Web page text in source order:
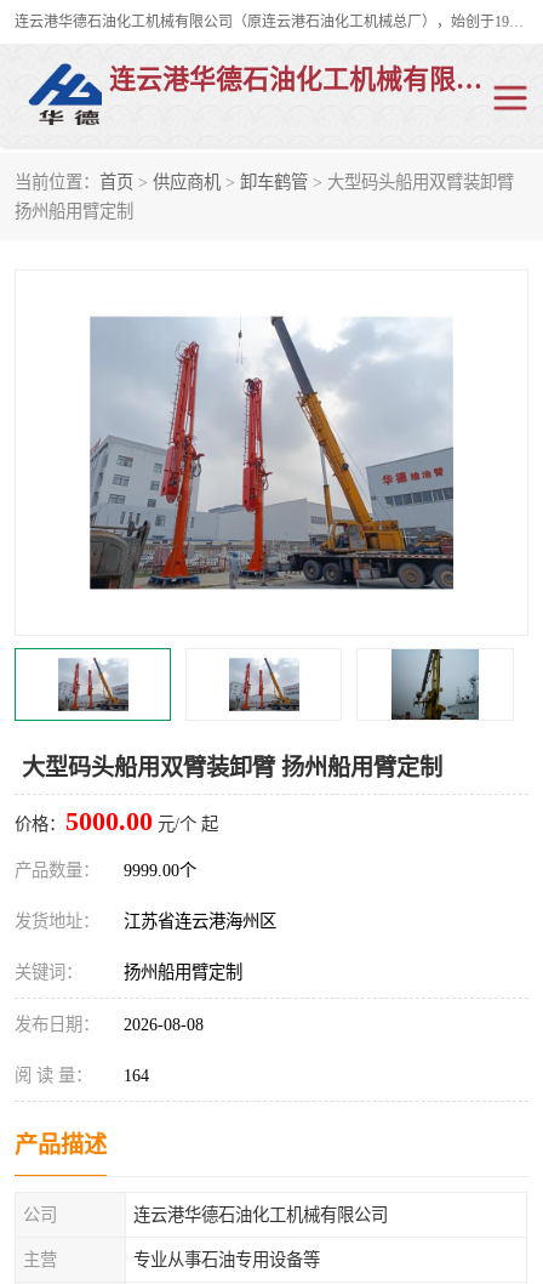
连云港华德石油化工机械有限公司（原连云港石油化工机械总厂），始创于1982年，是从事码头船用流体装卸臂、陆用流体装卸臂（鹤管）、活动梯、钢构平台、定量装车系统等全系列流体装卸设备的设计、制造、销售以及服务的专业供应商。
连云港华德石油化工机械有限公司
当前位置： 首页 > 供应商机 > 卸车鹤管 > 大型码头船用双臂装卸臂
扬州船用臂定制
大型码头船用双臂装卸臂 扬州船用臂定制
价格： 5000.00 元/个 起
产品数量： 9999.00个
发货地址： 江苏省连云港海州区
关键词： 扬州船用臂定制
发布日期： 2026-08-08
阅 读 量： 164
产品描述
公司 连云港华德石油化工机械有限公司
主营 专业从事石油专用设备等
陆用流体装卸臂
活动梯
卸车鹤管
装车鹤管 输油臂
紧急脱离干式接头 火车鹤管
汽车鹤管 顶部鹤管
浮动出油装置 鹤管